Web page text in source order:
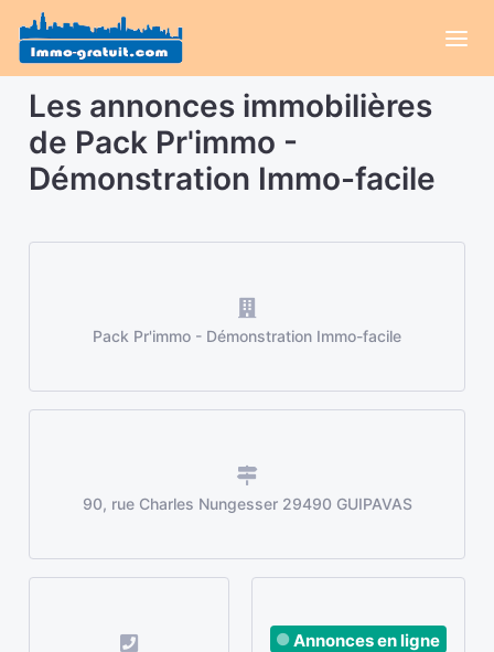
Les annonces immobilières
de Pack Pr'immo -
Démonstration Immo-facile
Pack Pr'immo - Démonstration Immo-facile
90, rue Charles Nungesser 29490 GUIPAVAS
Annonces en ligne